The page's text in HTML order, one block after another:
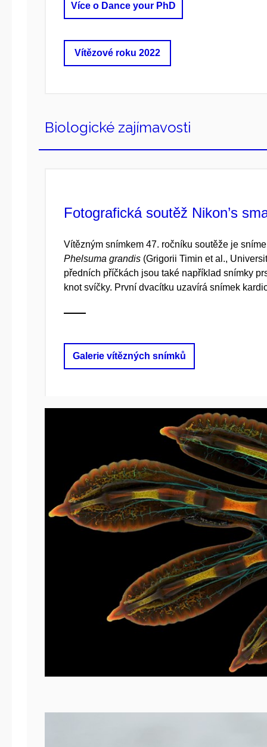
Více o Dance your PhD
Vítězové roku 2022
Biologické zajímavosti
Fotografická soutěž Nikon’s
Vítězným snímkem 47. ročníku soutěže je
Phelsuma grandis (Grigorii Timin et al.,
předních příčkách jsou také například snímky
knot svíčky. První dvacítku uzavírá snímek
Galerie vítězných snímků